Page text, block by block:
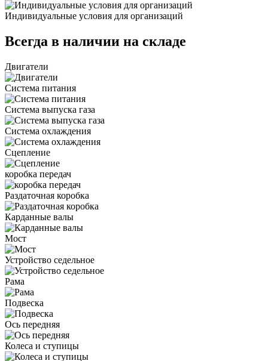
Индивидуальные условия для организаций
Всегда в наличии на складе
Двигатели
Система питания
Система выпуска газа
Система охлаждения
Сцепление
коробка передач
Раздаточная коробка
Карданные валы
Мост
Устройство седельное
Рама
Подвеска
Ось передняя
Колеса и ступицы